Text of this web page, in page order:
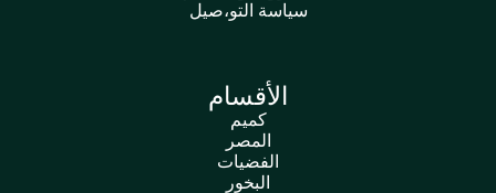
سياسة التو،صيل
الأقسام
كميم
المصر
الفضيات
البخور